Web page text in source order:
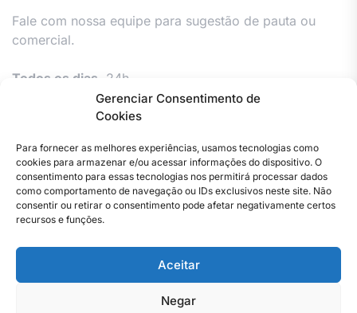
Gerenciar Consentimento de
Cookies
Para fornecer as melhores experiências, usamos tecnologias como
cookies para armazenar e/ou acessar informações do dispositivo. O
consentimento para essas tecnologias nos permitirá processar dados
como comportamento de navegação ou IDs exclusivos neste site. Não
consentir ou retirar o consentimento pode afetar negativamente certos
recursos e funções.
Aceitar
Negar
Fale com nossa equipe para sugestão de pauta ou
comercial.
Todos os dias, 24h.
Facebook
Instagram
TwitterYoutube
contato
Privacidade
–
Jornal
cookiescookiescookies
Copyright © 2023 . Todos os direitos reservados. Webmaster
By Total Pro Designer.